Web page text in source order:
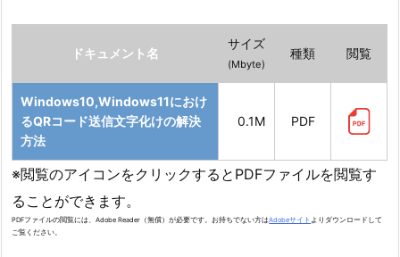
ドキュメント名
サイズ
(Mbyte)
種類 閲覧
Windows10,Windows11におけ
るQRコード送信文字化けの解決
方法
0.1M PDF
※閲覧のアイコンをクリックするとPDFファイルを閲覧す
ることができます。
PDFファイルの閲覧には、Adobe Reader（無償）が必要です。お持ちでない方はAdobeサイト よりダウンロードして
ご覧ください。